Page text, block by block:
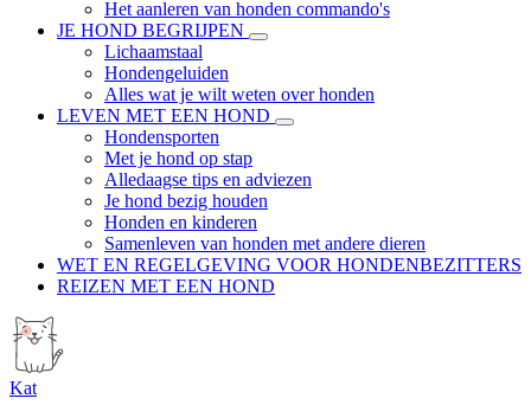
Het aanleren van honden commando's
JE HOND BEGRIJPEN
Lichaamstaal
Hondengeluiden
Alles wat je wilt weten over honden
LEVEN MET EEN HOND
Hondensporten
Met je hond op stap
Alledaagse tips en adviezen
Je hond bezig houden
Honden en kinderen
Samenleven van honden met andere dieren
WET EN REGELGEVING VOOR HONDENBEZITTERS
REIZEN MET EEN HOND
Kat